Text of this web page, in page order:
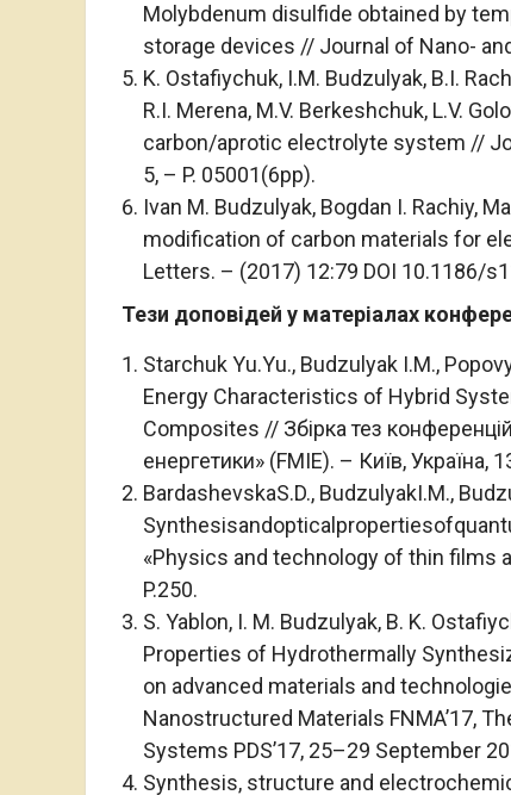
Molybdenum disulfide obtained by
storage devices // Journal of Nano-
K. Ostafiychuk, I.M. Budzulyak, B.I.
R.I. Merena, M.V. Berkeshchuk, L.V.
carbon/aprotic electrolyte system //
5, – P. 05001(6pp).
Ivan M. Budzulyak, Bogdan I. Rachiy,
modification of carbon materials for
Letters. – (2017) 12:79 DOI 10.1186/
Тези доповідей у матеріалах
Starchuk Yu.Yu., Budzulyak I.M.,
Energy Characteristics of Hybrid
Composites // Збірка тез
енергетики» (FMIE). – Київ, Україна,
BardashevskaS.D., BudzulyakI.M.,
«Рhysics and technology of thin films
P.250.
S. Yablon, I. M. Budzulyak, B. K.
Properties of Hydrothermally
on advanced materials and
Nanostructured Materials FNMA’17,
Systems PDS’17, 25–29 September
Synthesis, structure and